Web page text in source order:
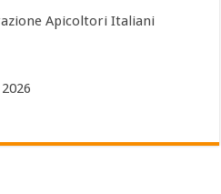
Apicoltori Italiani